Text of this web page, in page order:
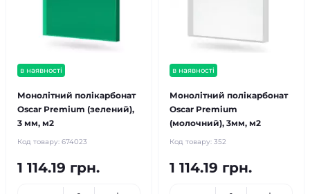
в наявності
Монолітний полікарбонат
Oscar Premium (зелений),
3 мм, м2
Код товару: 674023
1 114.19 грн.
в наявності
Монолітний полікарбонат
Oscar Premium
(молочний), 3мм, м2
Код товару: 352
1 114.19 грн.